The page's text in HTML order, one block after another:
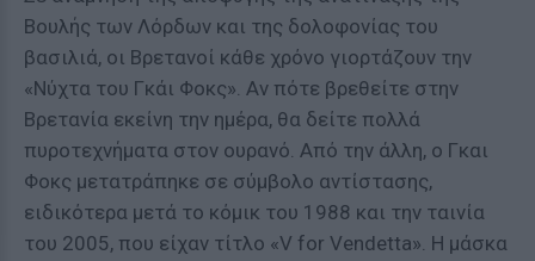
Βουλής των Λόρδων και της δολοφονίας του
βασιλιά, οι Βρετανοί κάθε χρόνο γιορτάζουν την
«Νύχτα του Γκάι Φοκς». Αν πότε βρεθείτε στην
Βρετανία εκείνη την ημέρα, θα δείτε πολλά
πυροτεχνήματα στον ουρανό. Από την άλλη, ο Γκαι
Φοκς μετατράπηκε σε σύμβολο αντίστασης,
ειδικότερα μετά το κόμικ του 1988 και την ταινία
του 2005, που είχαν τίτλο «V for Vendetta». Η μάσκα